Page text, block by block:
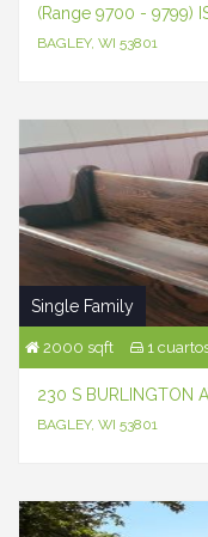
(Range 9700 - 9799)
BAGLEY, WI 53801
Single Family
2000 sqft 1
230 S BURLINGTON
BAGLEY, WI 53801